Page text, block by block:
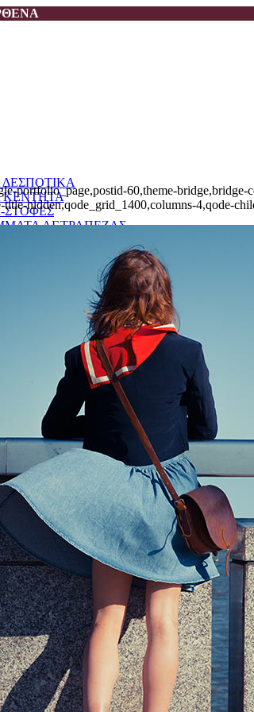
ΚΕΝΤΗΤΑ
ΣΤΟΦΕΣ
ΑΓ.ΤΡΑΠΕΖΑΣ
ΧΕΙΡΟΠΟΙΗΤΑ - ΤΙΡΤΙΡΙ
ΧΕΙΡΟΠΟΙΗΤΑ ΜΕΤΑΞΩΤΑ 60cm
ΑΝΘΟΣΤΗΛΕΣ
ΔΙΑΦΟΡΕΣ
ΕΚΚΛΗΣΙΑΣΤΙΚΑ
ΚΑΤΑΣΚΕΥΕΣ
ΕΣΤΑΥΡΩΜΕΝΟΣ
ΑΓ.ΤΡΑΠΕΖΑΣ
ΒΑΠΤΙΣΗΣ
portfolio_page,postid-60,theme-
title-hidden,qode_grid_1400,columns-4,qode-